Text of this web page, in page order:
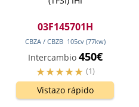
03F145701H
CBZA / CBZB 105cv (77kw)
Intercambio 450€
(1)
Vistazo rápido